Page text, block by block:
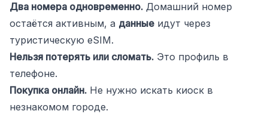
Два номера одновременно. Домашний номер
остаётся активным, а данные идут через
туристическую eSIM.
Нельзя потерять или сломать. Это профиль в
телефоне.
Покупка онлайн. Не нужно искать киоск в
незнакомом городе.